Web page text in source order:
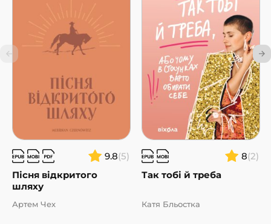
9.8(5)
Пісня відкритого
шляху
Артем Чех
8(2)
Так тобі й треба
Катя Бльостка